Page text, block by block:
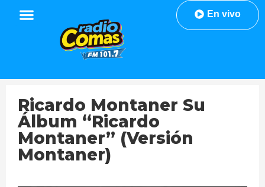
En vivo
Ricardo Montaner Su
Álbum “Ricardo
Montaner” (Versión
Montaner)